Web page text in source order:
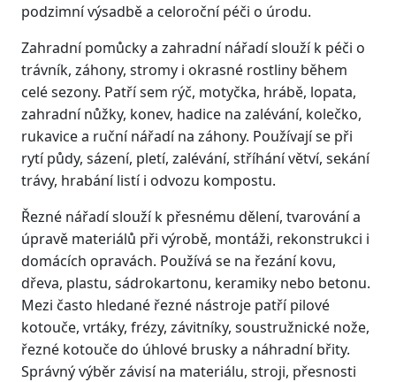
podzimní výsadbě a celoroční péči o úrodu.
Zahradní pomůcky a zahradní nářadí slouží k péči o
trávník, záhony, stromy i okrasné rostliny během
celé sezony. Patří sem rýč, motyčka, hrábě, lopata,
zahradní nůžky, konev, hadice na zalévání, kolečko,
rukavice a ruční nářadí na záhony. Používají se při
rytí půdy, sázení, pletí, zalévání, stříhání větví, sekání
trávy, hrabání listí i odvozu kompostu.
Řezné nářadí slouží k přesnému dělení, tvarování a
úpravě materiálů při výrobě, montáži, rekonstrukci i
domácích opravách. Používá se na řezání kovu,
dřeva, plastu, sádrokartonu, keramiky nebo betonu.
Mezi často hledané řezné nástroje patří pilové
kotouče, vrtáky, frézy, závitníky, soustružnické nože,
řezné kotouče do úhlové brusky a náhradní břity.
Správný výběr závisí na materiálu, stroji, přesnosti